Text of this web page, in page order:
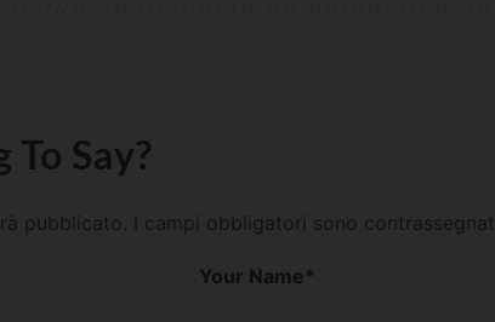
Say?
pubblicato. I campi obbligatori sono contrassegnati
Your Name*